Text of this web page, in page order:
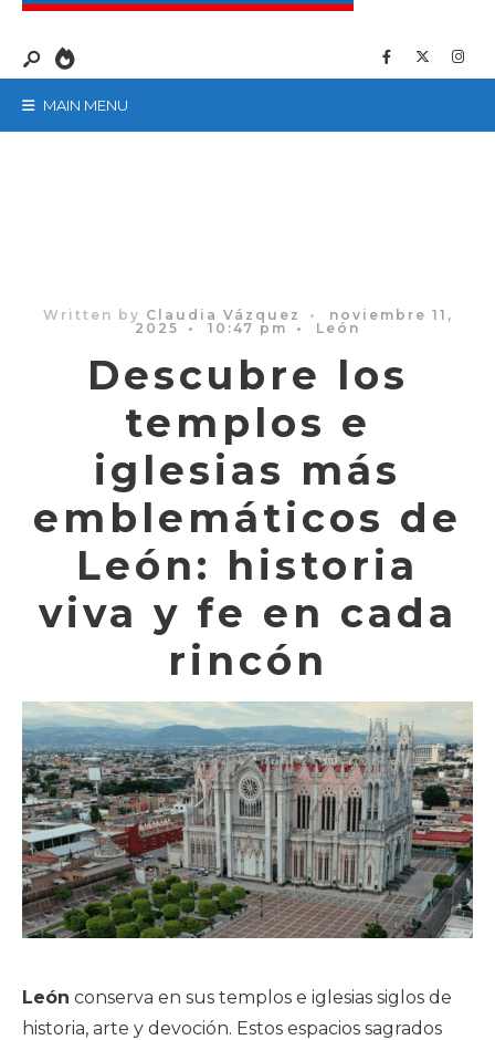
MAIN MENU
Written by Claudia Vázquez •
noviembre 11,
2025
• 10:47 pm • León
Descubre los
templos e
iglesias más
emblemáticos de
León: historia
viva y fe en cada
rincón
León conserva en sus templos e iglesias siglos de
historia, arte y devoción. Estos espacios sagrados